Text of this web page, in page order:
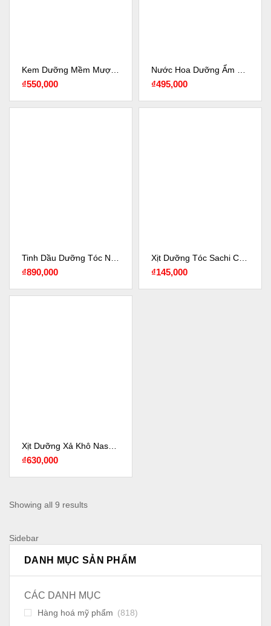
₫550,000 ₫495,000
₫890,000 ₫145,000
₫630,000
Showing all 9 results
Sidebar
DANH MỤC SẢN PHẨM
CÁC DANH MỤC
Hàng hoá mỹ phẩm (818)